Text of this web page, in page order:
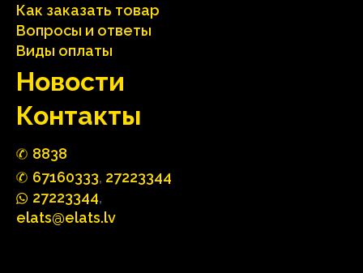
Как заказать товар
Вопросы и ответы
Виды оплаты
Hовости
Контакты
8838
67160333, 27223344
27223344,
elats@elats.lv